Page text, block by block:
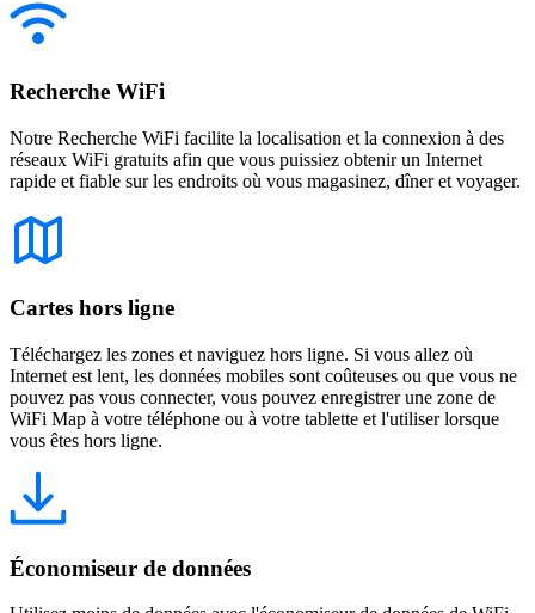
Recherche WiFi
Notre Recherche WiFi facilite la localisation et la connexion à des
réseaux WiFi gratuits afin que vous puissiez obtenir un Internet
rapide et fiable sur les endroits où vous magasinez, dîner et voyager.
Cartes hors ligne
Téléchargez les zones et naviguez hors ligne. Si vous allez où
Internet est lent, les données mobiles sont coûteuses ou que vous ne
pouvez pas vous connecter, vous pouvez enregistrer une zone de
WiFi Map à votre téléphone ou à votre tablette et l'utiliser lorsque
vous êtes hors ligne.
Économiseur de données